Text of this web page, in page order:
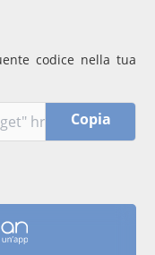
codice nella tua
Copia